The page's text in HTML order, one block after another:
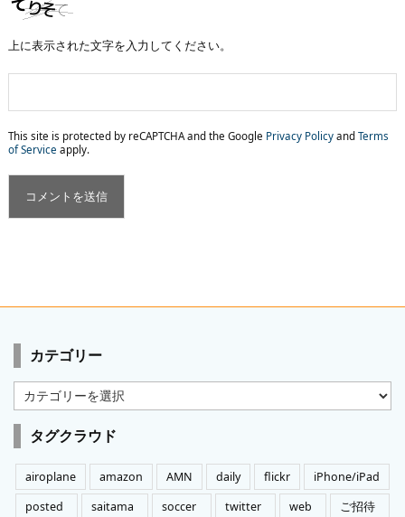
上に表示された文字を入力してください。
This site is protected by reCAPTCHA and the Google Privacy Policy and Terms
of Service apply.
カテゴリー
カ
テ
ゴ
リ
ー
タグクラウド
airoplane amazon AMN daily flickr
iPhone/iPad
posted
saitama soccer twitter web
ご招待